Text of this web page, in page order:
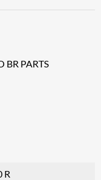
BR PARTS
R